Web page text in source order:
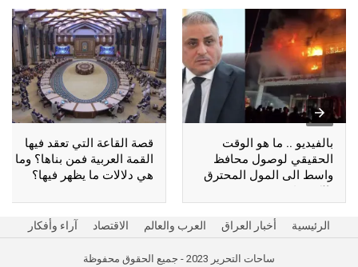
بالفيديو .. ما هو الوقت
الحقيقي لوصول محافظ
واسط الى المول المحترق
بالكوت؟
قصة القاعة التي تعقد فيها
القمة العربية فمن بناها؟ وما
هي دلالات ما يظهر فيها؟
الرئيسية أخبار العراق العرب والعالم الاقتصاد آراء وأفكار
ساحات التحرير 2023 - جميع الحقوق محفوظة